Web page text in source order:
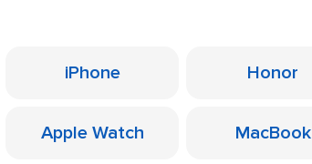
iPhone Honor
Apple Watch MacBook